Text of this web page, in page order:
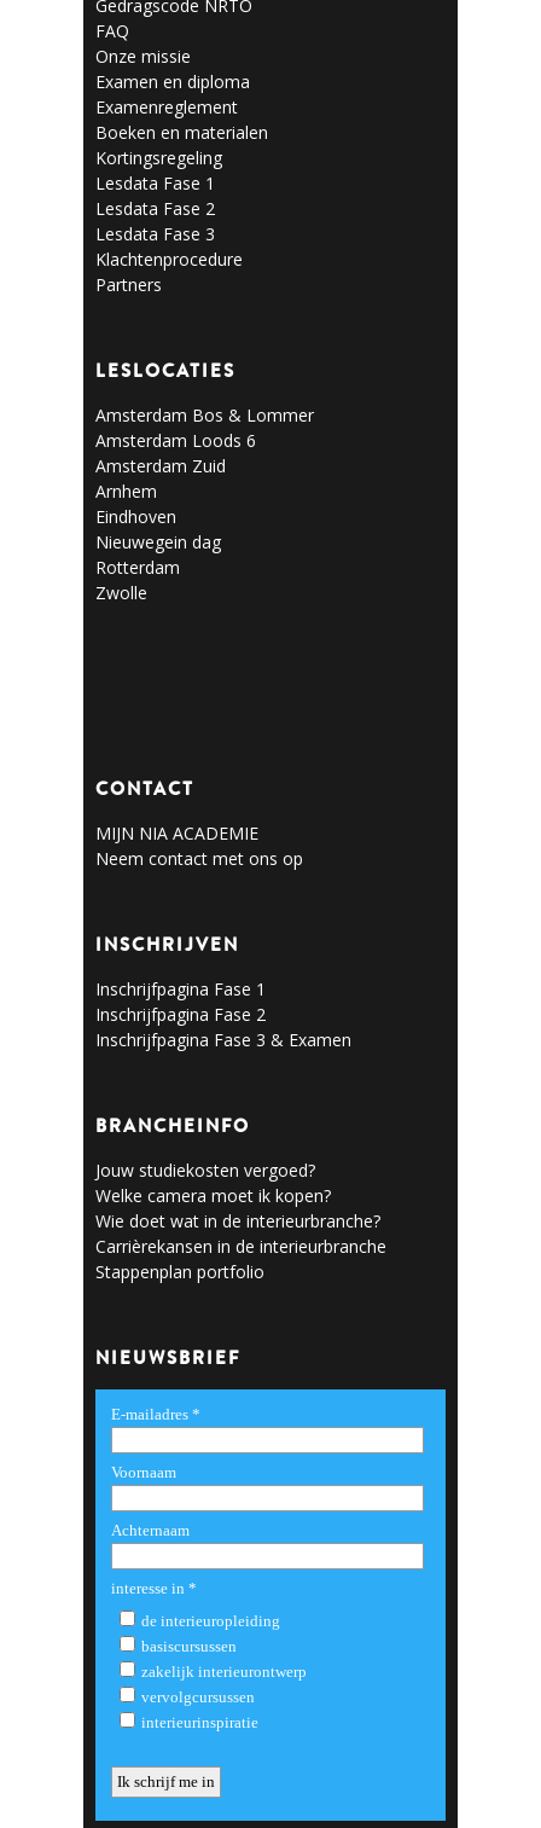
Gedragscode NRTO
FAQ
Onze missie
Examen en diploma
Examenreglement
Boeken en materialen
Kortingsregeling
Lesdata Fase 1
Lesdata Fase 2
Lesdata Fase 3
Klachtenprocedure
Partners
LESLOCATIES
Amsterdam Bos & Lommer
Amsterdam Loods 6
Amsterdam Zuid
Arnhem
Eindhoven
Nieuwegein dag
Rotterdam
Zwolle
CONTACT
MIJN NIA ACADEMIE
Neem contact met ons op
INSCHRIJVEN
Inschrijfpagina Fase 1
Inschrijfpagina Fase 2
Inschrijfpagina Fase 3 & Examen
BRANCHEINFO
Jouw studiekosten vergoed?
Welke camera moet ik kopen?
Wie doet wat in de interieurbranche?
Carrièrekansen in de interieurbranche
Stappenplan portfolio
NIEUWSBRIEF